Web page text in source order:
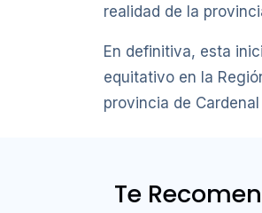
realidad de la
En definitiva, esta
equitativo en la
provincia de Cardenal
Te